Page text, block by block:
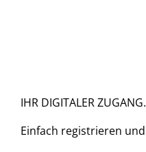
IHR DIGITALER ZUGANG.
Einfach registrieren und